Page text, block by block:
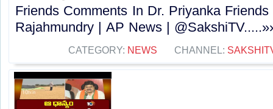
Friends Comments In Dr. Priyanka
Rajahmundry | AP News |
CATEGORY: NEWS CHANNEL: